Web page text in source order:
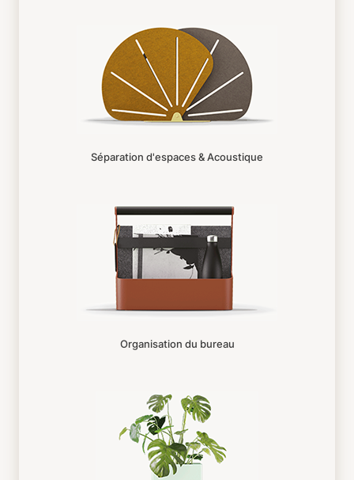
Séparation d'espaces & Acoustique
Organisation du bureau